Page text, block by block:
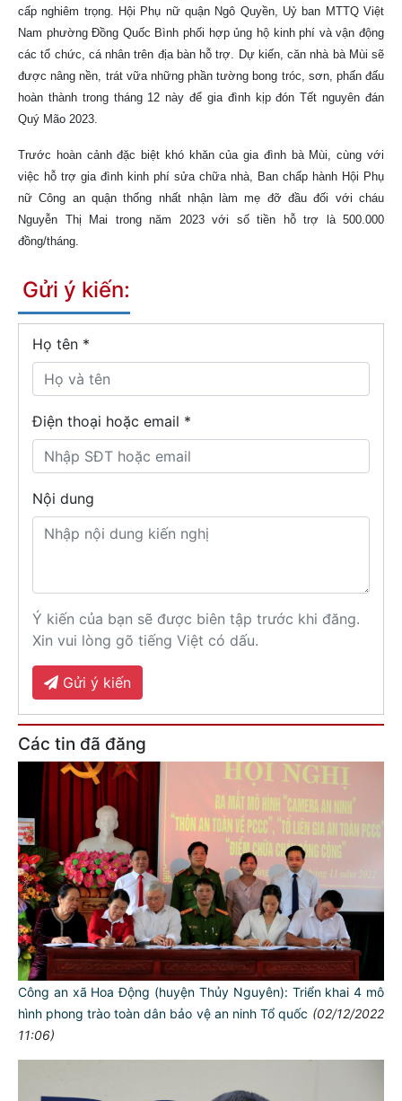
cấp nghiêm trọng. Hội Phụ nữ quận Ngô Quyền, Uỷ ban MTTQ Việt
Nam phường Đồng Quốc Bình phối hợp ủng hộ kinh phí và vận động
các tổ chức, cá nhân trên địa bàn hỗ trợ. Dự kiến, căn nhà bà Mùi sẽ
được nâng nền, trát vữa những phần tường bong tróc, sơn, phấn đấu
hoàn thành trong tháng 12 này để gia đình kịp đón Tết nguyên đán
Quý Mão 2023.
Trước hoàn cảnh đặc biệt khó khăn của gia đình bà Mùi, cùng với
việc hỗ trợ gia đình kinh phí sửa chữa nhà, Ban chấp hành Hội Phụ
nữ Công an quận thống nhất nhận làm mẹ đỡ đầu đối với cháu
Nguyễn Thị Mai trong năm 2023 với số tiền hỗ trợ là 500.000
đồng/tháng.
Gửi ý kiến:
Họ tên *
Điện thoại hoặc email *
Nội dung
Ý kiến của bạn sẽ được biên tập trước khi đăng.
Xin vui lòng gõ tiếng Việt có dấu.
Gửi ý kiến
Các tin đã đăng
Công an xã Hoa Động (huyện Thủy Nguyên): Triển khai 4 mô
hình phong trào toàn dân bảo vệ an ninh Tổ quốc (02/12/2022
11:06)